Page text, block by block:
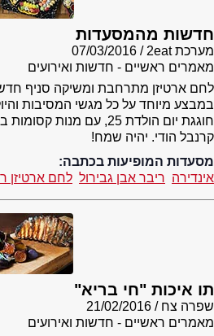
חדשות מהמסעדות
מערכת 2eat
07/03/2016
מאמרים ראשיים - חדשות ואירועים
לחם ארטיזן מתרחבת ומשיקה סניף
במבצע מיוחד על כל מגשי המסיבות
קרנבל הודי. יהיה שמח!
מסעדות המופיעות בכתבה:
אינדירה ריבר אבן גבירול לחם ארטיזן
תו איכות "חי בריא"
שפרה צח
21/02/2016
מאמרים ראשיים - חדשות ואירועים